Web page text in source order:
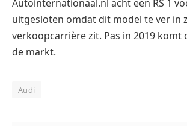
Autointernationaal.nl acht een RS 1
uitgesloten omdat dit model te ver in
verkoopcarrière zit. Pas in 2019 komt
de markt.
Audi